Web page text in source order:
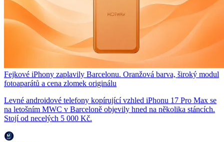
Fejkové iPhony zaplavily Barcelonu. Oranžová barva, široký modul
fotoaparátů a cena zlomek originálu
Levné androidové telefony kopírující vzhled iPhonu 17 Pro Max se
na letošním MWC v Barceloně objevily hned na několika stáncích.
Stojí od necelých 5 000 Kč.